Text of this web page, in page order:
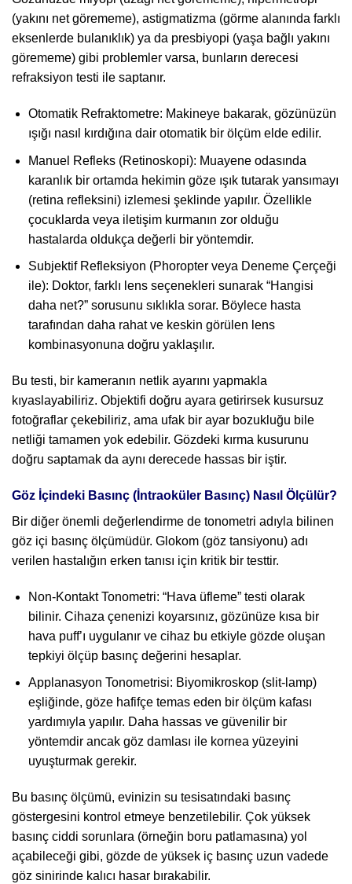
(yakını net görememe), astigmatizma (görme alanında farklı
eksenlerde bulanıklık) ya da presbiyopi (yaşa bağlı yakını
görememe) gibi problemler varsa, bunların derecesi
refraksiyon testi ile saptanır.
Otomatik Refraktometre: Makineye bakarak, gözünüzün
ışığı nasıl kırdığına dair otomatik bir ölçüm elde edilir.
Manuel Refleks (Retinoskopi): Muayene odasında
karanlık bir ortamda hekimin göze ışık tutarak yansımayı
(retina refleksini) izlemesi şeklinde yapılır. Özellikle
çocuklarda veya iletişim kurmanın zor olduğu
hastalarda oldukça değerli bir yöntemdir.
Subjektif Refleksiyon (Phoropter veya Deneme Çerçeği
ile): Doktor, farklı lens seçenekleri sunarak “Hangisi
daha net?” sorusunu sıklıkla sorar. Böylece hasta
tarafından daha rahat ve keskin görülen lens
kombinasyonuna doğru yaklaşılır.
Bu testi, bir kameranın netlik ayarını yapmakla
kıyaslayabiliriz. Objektifi doğru ayara getirirsek kusursuz
fotoğraflar çekebiliriz, ama ufak bir ayar bozukluğu bile
netliği tamamen yok edebilir. Gözdeki kırma kusurunu
doğru saptamak da aynı derecede hassas bir iştir.
Göz İçindeki Basınç (İntraoküler Basınç) Nasıl Ölçülür?
Bir diğer önemli değerlendirme de tonometri adıyla bilinen
göz içi basınç ölçümüdür. Glokom (göz tansiyonu) adı
verilen hastalığın erken tanısı için kritik bir testtir.
Non-Kontakt Tonometri: “Hava üfleme” testi olarak
bilinir. Cihaza çenenizi koyarsınız, gözünüze kısa bir
hava puff’ı uygulanır ve cihaz bu etkiyle gözde oluşan
tepkiyi ölçüp basınç değerini hesaplar.
Applanasyon Tonometrisi: Biyomikroskop (slit-lamp)
eşliğinde, göze hafifçe temas eden bir ölçüm kafası
yardımıyla yapılır. Daha hassas ve güvenilir bir
yöntemdir ancak göz damlası ile kornea yüzeyini
uyuşturmak gerekir.
Bu basınç ölçümü, evinizin su tesisatındaki basınç
göstergesini kontrol etmeye benzetilebilir. Çok yüksek
basınç ciddi sorunlara (örneğin boru patlamasına) yol
açabileceği gibi, gözde de yüksek iç basınç uzun vadede
göz sinirinde kalıcı hasar bırakabilir.